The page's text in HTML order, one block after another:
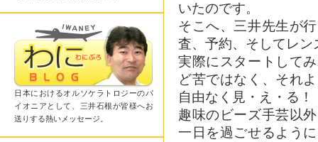
日本におけるオルソケラトロジーのパ
イオニアとして、三井石根が皆様へお
送りする熱いメッセージ。
いたのです。
そこへ、三井先生が
査、予約、そしてレン
実際にスタートして
ど苦ではなく、それ
自由なく見・え・る！
趣味のビーズ手芸以
一日を過ごせるよう